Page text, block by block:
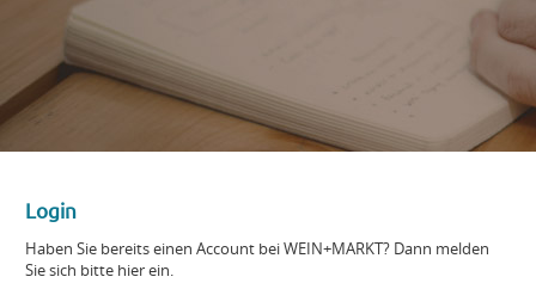
Login
Haben Sie bereits einen Account bei WEIN+MARKT? Dann melden
Sie sich bitte hier ein.